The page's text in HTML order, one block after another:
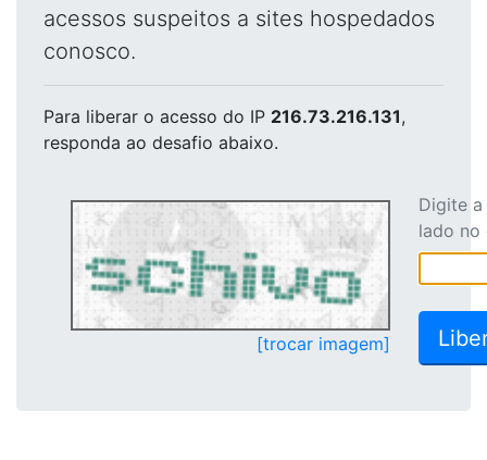
acessos suspeitos a sites hospedados
conosco.
Para liberar o acesso do IP 216.73.216.131,
responda ao desafio abaixo.
[trocar imagem]
Digite
lado no